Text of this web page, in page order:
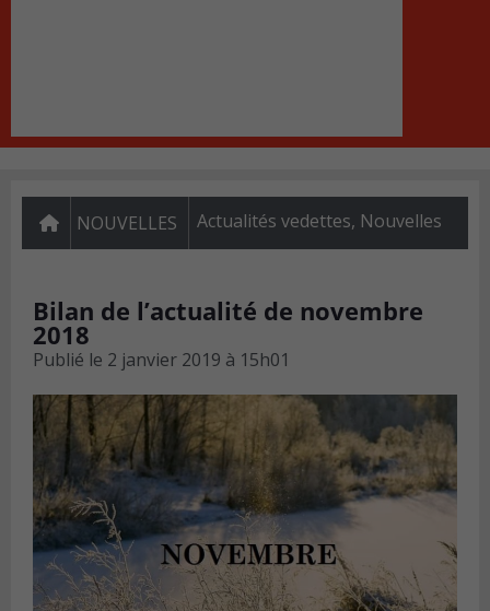
NOUVELLES Actualités vedettes, Nouvelles
Bilan de l’actualité de novembre
2018
Publié le 2 janvier 2019 à 15h01